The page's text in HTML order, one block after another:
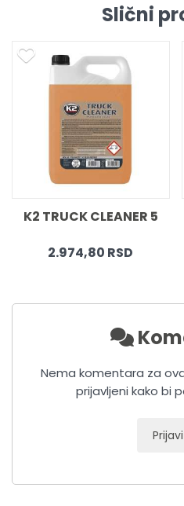
Slični
5
K2 TRUCK
12.102,00 RSD
Nema komentara za
prijavljeni kako bi